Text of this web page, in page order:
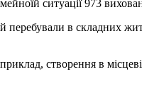
ситуації 973
перебували в складних
створення в